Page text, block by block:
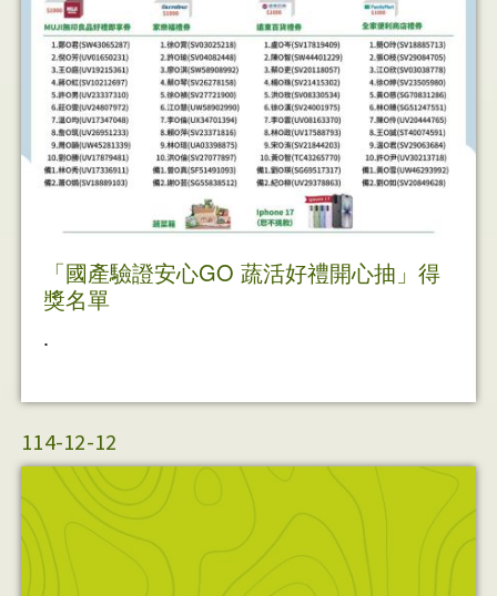
「國產驗證安心GO 蔬活好禮開心抽」得
獎名單
.
114-12-12